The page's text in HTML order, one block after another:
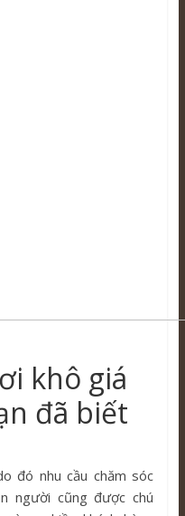
khô giá
đã biết
đó nhu cầu chăm sóc
người cũng được chú